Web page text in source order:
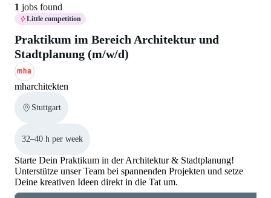
1 jobs found
Little competition
Praktikum im Bereich Architektur und
Stadtplanung (m/w/d)
mharchitekten
Stuttgart
32–40 h per week
Starte Dein Praktikum in der Architektur & Stadtplanung!
Unterstütze unser Team bei spannenden Projekten und setze
Deine kreativen Ideen direkt in die Tat um.